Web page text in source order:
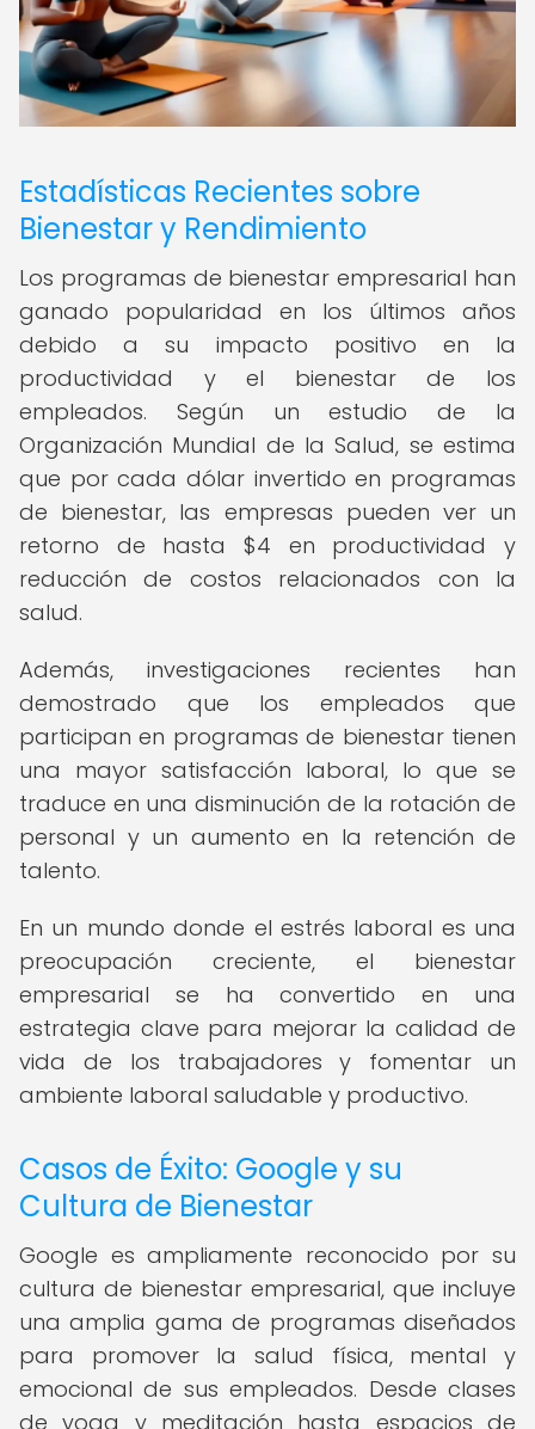
Estadísticas Recientes sobre
Bienestar y Rendimiento
Los programas de bienestar empresarial han
ganado popularidad en los últimos años
debido a su impacto positivo en la
productividad y el bienestar de los
empleados. Según un estudio de la
Organización Mundial de la Salud, se estima
que por cada dólar invertido en programas
de bienestar, las empresas pueden ver un
retorno de hasta $4 en productividad y
reducción de costos relacionados con la
salud.
Además, investigaciones recientes han
demostrado que los empleados que
participan en programas de bienestar tienen
una mayor satisfacción laboral, lo que se
traduce en una disminución de la rotación de
personal y un aumento en la retención de
talento.
En un mundo donde el estrés laboral es una
preocupación creciente, el bienestar
empresarial se ha convertido en una
estrategia clave para mejorar la calidad de
vida de los trabajadores y fomentar un
ambiente laboral saludable y productivo.
Casos de Éxito: Google y su
Cultura de Bienestar
Google es ampliamente reconocido por su
cultura de bienestar empresarial, que incluye
una amplia gama de programas diseñados
para promover la salud física, mental y
emocional de sus empleados. Desde clases
de yoga y meditación hasta espacios de